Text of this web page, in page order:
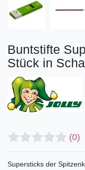
Buntstifte
Stück in
(0)
Supersticks der